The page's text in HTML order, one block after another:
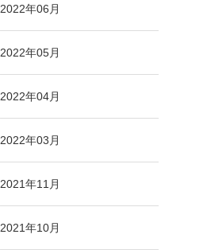
2022年06月
2022年05月
2022年04月
2022年03月
2021年11月
2021年10月